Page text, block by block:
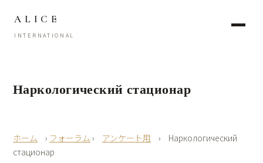
ALICE
INTERNATIONAL
Наркологический стационар
› フォーラム › アンケート用 ›
Наркологический
стационар